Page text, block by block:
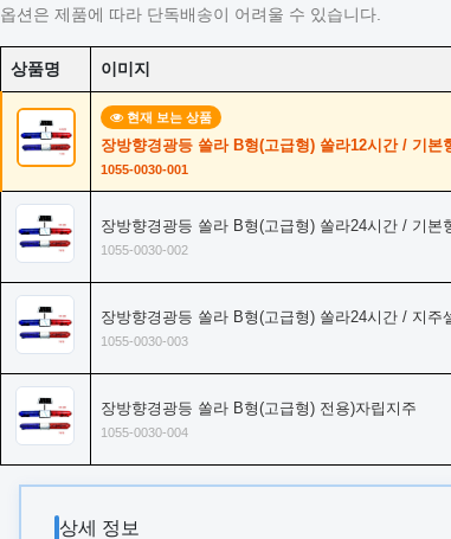
옵션은 제품에 따라 단독배송이 어려울 수 있습니다.
상품명 이미지
현재 보는 상품
장방향경광등 쏠라 B형(고급형) 쏠라12시간 / 기본
1055-0030-001
장방향경광등 쏠라 B형(고급형) 쏠라24시간 / 기본
1055-0030-002
장방향경광등 쏠라 B형(고급형) 쏠라24시간 / 지주
1055-0030-003
장방향경광등 쏠라 B형(고급형) 전용)자립지주
1055-0030-004
상세 정보